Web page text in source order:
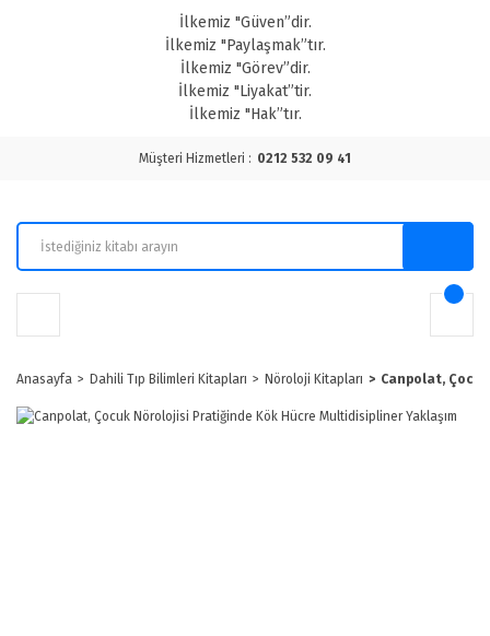
İlkemiz "Güven”dir.
İlkemiz "Paylaşmak”tır.
İlkemiz "Görev”dir.
İlkemiz "Liyakat”tir.
İlkemiz "Hak”tır.
Müşteri Hizmetleri : 0212 532 09 41
Anasayfa Dahili Tıp Bilimleri Kitapları Nöroloji Kitapları Canpolat,